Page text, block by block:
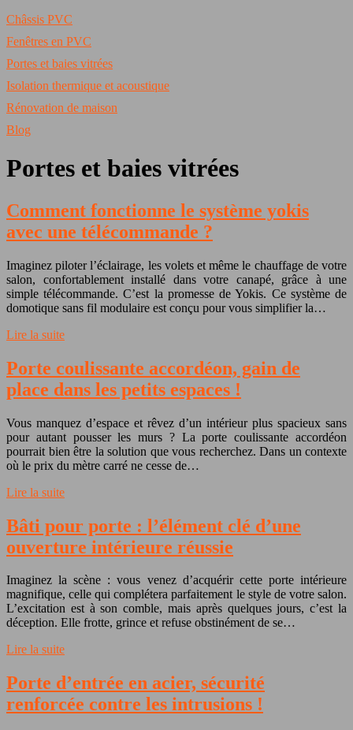
Châssis PVC
Fenêtres en PVC
Portes et baies vitrées
Isolation thermique et acoustique
Rénovation de maison
Blog
Portes et baies vitrées
Comment fonctionne le système yokis
avec une télécommande ?
Imaginez piloter l’éclairage, les volets et même le chauffage de votre
salon, confortablement installé dans votre canapé, grâce à une
simple télécommande. C’est la promesse de Yokis. Ce système de
domotique sans fil modulaire est conçu pour vous simplifier la…
Lire la suite
Porte coulissante accordéon, gain de
place dans les petits espaces !
Vous manquez d’espace et rêvez d’un intérieur plus spacieux sans
pour autant pousser les murs ? La porte coulissante accordéon
pourrait bien être la solution que vous recherchez. Dans un contexte
où le prix du mètre carré ne cesse de…
Lire la suite
Bâti pour porte : l’élément clé d’une
ouverture intérieure réussie
Imaginez la scène : vous venez d’acquérir cette porte intérieure
magnifique, celle qui complétera parfaitement le style de votre salon.
L’excitation est à son comble, mais après quelques jours, c’est la
déception. Elle frotte, grince et refuse obstinément de se…
Lire la suite
Porte d’entrée en acier, sécurité
renforcée contre les intrusions !